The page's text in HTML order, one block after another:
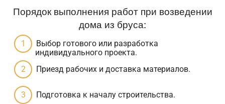
Порядок выполнения работ при возведении
дома из бруса:
Выбор готового или разработка
индивидуального проекта.
Приезд рабочих и доставка материалов.
Подготовка к началу строительства.